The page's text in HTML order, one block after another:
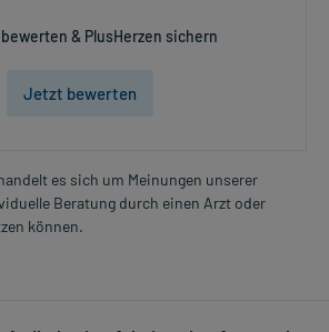
& PlusHerzen sichern
Jetzt bewerten
es sich um Meinungen unserer
Beratung durch einen Arzt oder
können.